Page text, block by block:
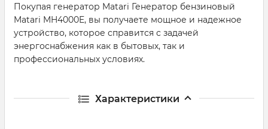
Покупая генератор Matari Генератор бензиновый
Matari MH4000E, вы получаете мощное и надежное
устройство, которое справится с задачей
энергоснабжения как в бытовых, так и
профессиональных условиях.
Характеристики